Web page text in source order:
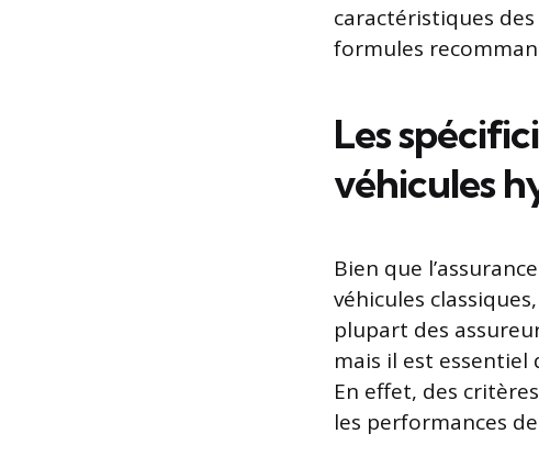
caractéristiques
formules
Les
véhicules
Bien que
véhicules
plupart des
mais il est
En effet, des
les performances